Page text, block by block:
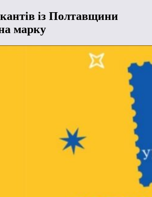
із Полтавщини
марку